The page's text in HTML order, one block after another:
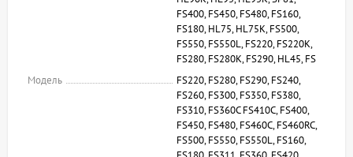
FS400, FS450, FS480, FS160,
FS180, HL75, HL75K, FS500,
FS550, FS550L, FS220, FS220K,
FS280, FS280K, FS290, HL45, FS
Модель
FS220, FS280, FS290, FS240,
FS260, FS300, FS350, FS380,
FS310, FS360C FS410C, FS400,
FS450, FS480, FS460C, FS460RC,
FS500, FS550, FS550L, FS160,